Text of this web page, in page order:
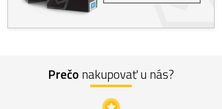
Prečo nakupovať u nás?